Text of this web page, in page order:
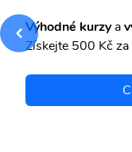
Výhodné kurzya
Získejte 500 Kč za